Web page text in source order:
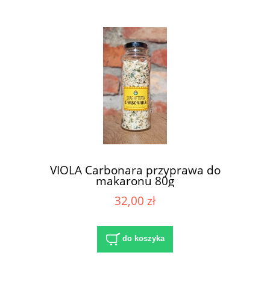
VIOLA Carbonara przyprawa do
makaronu 80g
32,00 zł
do koszyka